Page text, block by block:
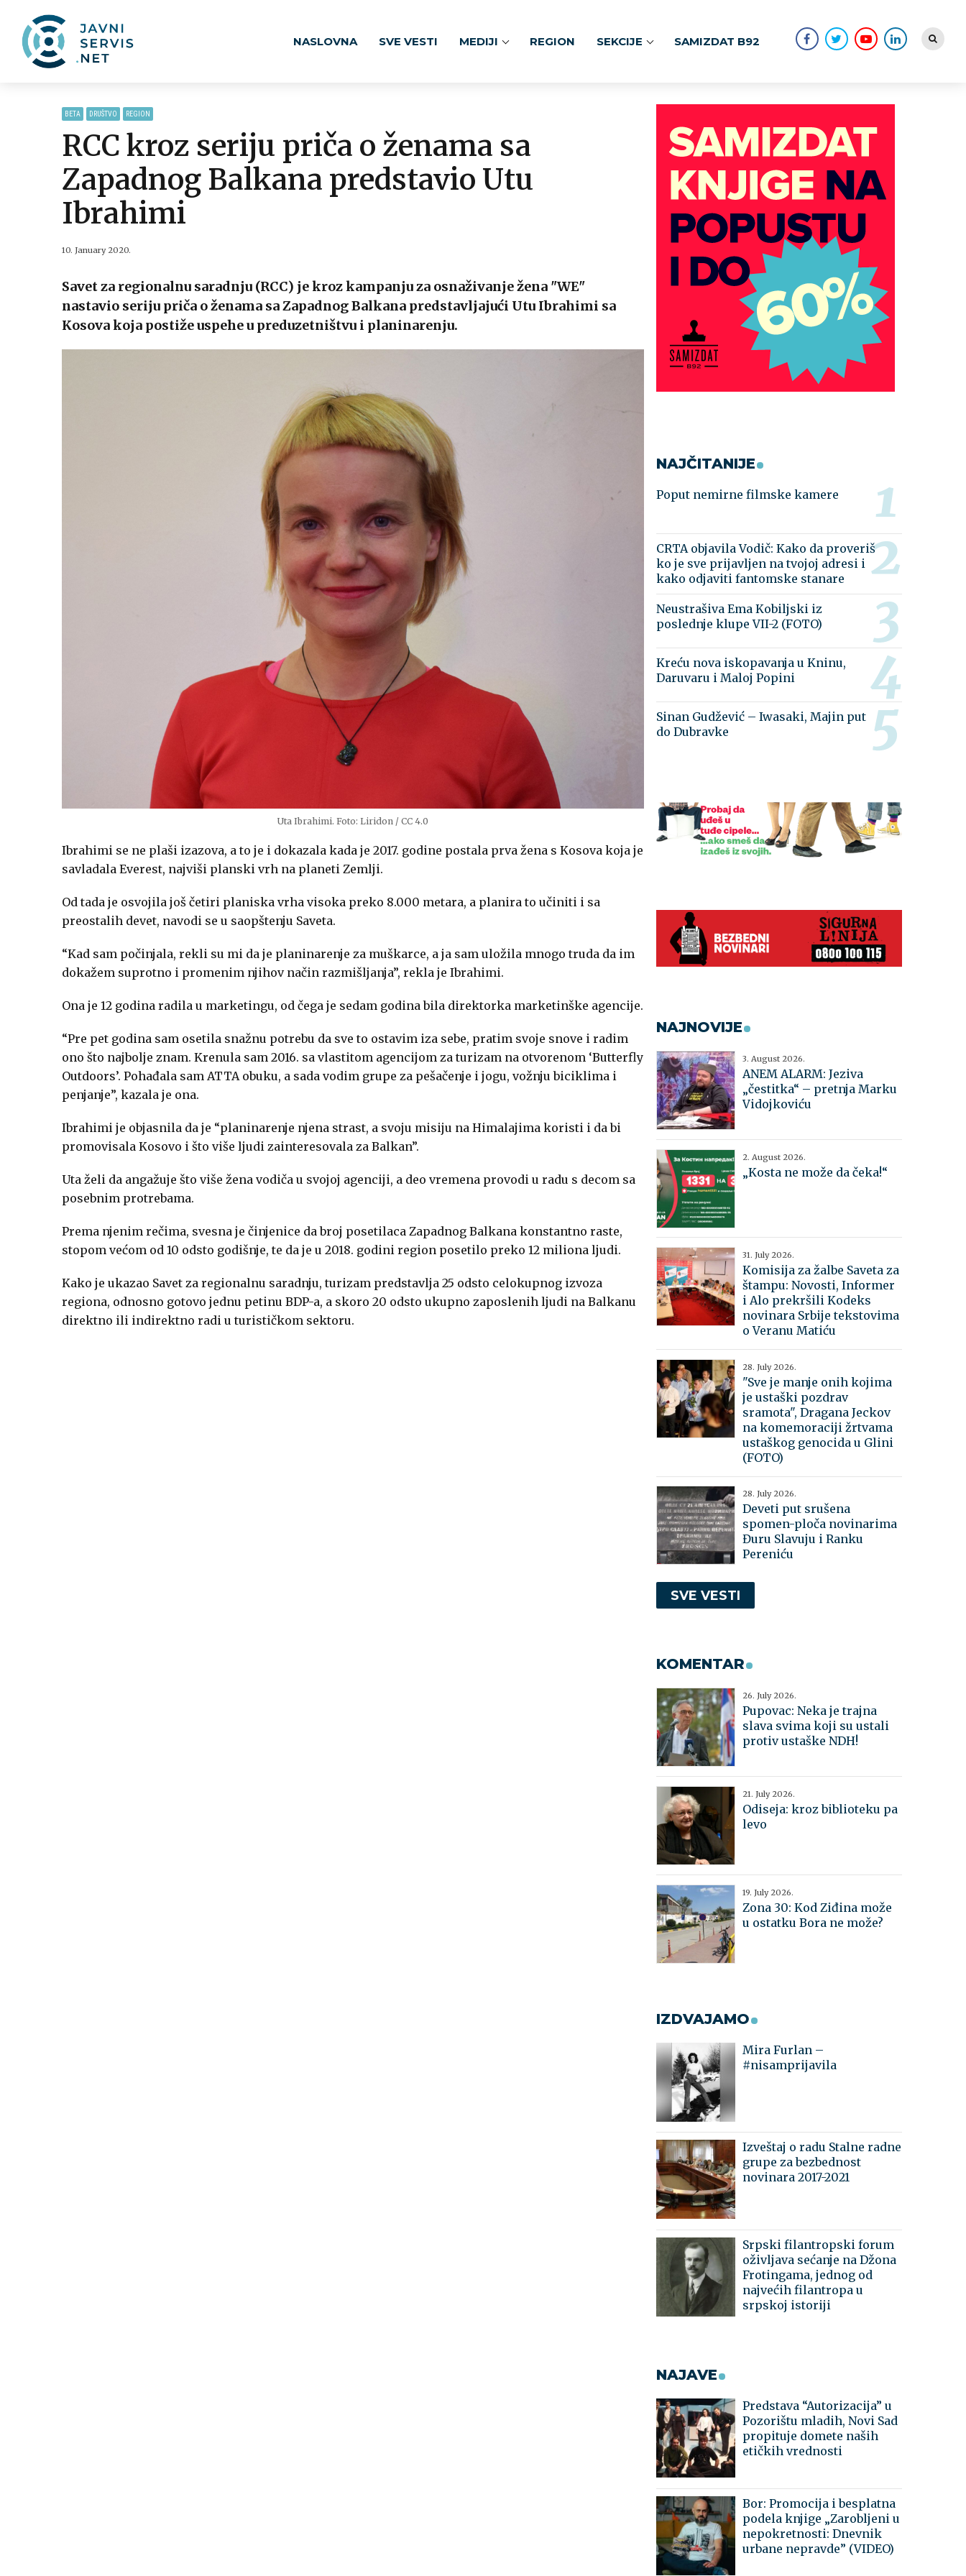
NASLOVNA SVE VESTI MEDIJI REGION SEKCIJE SAMIZDAT B92
BETA DRUŠTVO REGION
RCC kroz seriju priča o ženama sa
Zapadnog Balkana predstavio Utu
Ibrahimi
10. January 2020.
Savet za regionalnu saradnju (RCC) je kroz kampanju za osnaživanje žena "WE"
nastavio seriju priča o ženama sa Zapadnog Balkana predstavljajući Utu Ibrahimi sa
Kosova koja postiže uspehe u preduzetništvu i planinarenju.
Uta Ibrahimi. Foto: Liridon / CC 4.0
Ibrahimi se ne plaši izazova, a to je i dokazala kada je 2017. godine postala prva žena s Kosova koja je
savladala Everest, najviši planski vrh na planeti Zemlji.
Od tada je osvojila još četiri planiska vrha visoka preko 8.000 metara, a planira to učiniti i sa
preostalih devet, navodi se u saopštenju Saveta.
“Kad sam počinjala, rekli su mi da je planinarenje za muškarce, a ja sam uložila mnogo truda da im
dokažem suprotno i promenim njihov način razmišljanja”, rekla je Ibrahimi.
Ona je 12 godina radila u marketingu, od čega je sedam godina bila direktorka marketinške agencije.
“Pre pet godina sam osetila snažnu potrebu da sve to ostavim iza sebe, pratim svoje snove i radim
ono što najbolje znam. Krenula sam 2016. sa vlastitom agencijom za turizam na otvorenom ‘Butterfly
Outdoors’. Pohađala sam ATTA obuku, a sada vodim grupe za pešačenje i jogu, vožnju biciklima i
penjanje”, kazala je ona.
Ibrahimi je objasnila da je “planinarenje njena strast, a svoju misiju na Himalajima koristi i da bi
promovisala Kosovo i što više ljudi zainteresovala za Balkan”.
Uta želi da angažuje što više žena vodiča u svojoj agenciji, a deo vremena provodi u radu s decom sa
posebnim protrebama.
Prema njenim rečima, svesna je činjenice da broj posetilaca Zapadnog Balkana konstantno raste,
stopom većom od 10 odsto godišnje, te da je u 2018. godini region posetilo preko 12 miliona ljudi.
Kako je ukazao Savet za regionalnu saradnju, turizam predstavlja 25 odsto celokupnog izvoza
regiona, odnosno gotovo jednu petinu BDP-a, a skoro 20 odsto ukupno zaposlenih ljudi na Balkanu
direktno ili indirektno radi u turističkom sektoru.
NAJČITANIJE
Poput nemirne filmske kamere
CRTA objavila Vodič: Kako da proveriš
ko je sve prijavljen na tvojoj adresi i
kako odjaviti fantomske stanare
Neustrašiva Ema Kobiljski iz
poslednje klupe VII-2 (FOTO)
Kreću nova iskopavanja u Kninu,
Daruvaru i Maloj Popini
Sinan Gudžević – Iwasaki, Majin put
do Dubravke
NAJNOVIJE
3. August 2026.
ANEM ALARM: Jeziva
„čestitka“ – pretnja Marku
Vidojkoviću
2. August 2026.
„Kosta ne može da čeka!“
31. July 2026.
Komisija za žalbe Saveta za
štampu: Novosti, Informer
i Alo prekršili Kodeks
novinara Srbije tekstovima
o Veranu Matiću
28. July 2026.
"Sve je manje onih kojima
je ustaški pozdrav
sramota", Dragana Jeckov
na komemoraciji žrtvama
ustaškog genocida u Glini
(FOTO)
28. July 2026.
Deveti put srušena
spomen-ploča novinarima
Đuru Slavuju i Ranku
Pereniću
SVE VESTI
KOMENTAR
26. July 2026.
Pupovac: Neka je trajna
slava svima koji su ustali
protiv ustaške NDH!
21. July 2026.
Odiseja: kroz biblioteku pa
levo
19. July 2026.
Zona 30: Kod Ziđina može
u ostatku Bora ne može?
IZDVAJAMO
Mira Furlan –
#nisamprijavila
Izveštaj o radu Stalne radne
grupe za bezbednost
novinara 2017-2021
Srpski filantropski forum
oživljava sećanje na Džona
Frotingama, jednog od
najvećih filantropa u
srpskoj istoriji
NAJAVE
Predstava “Autorizacija” u
Pozorištu mladih, Novi Sad
propituje domete naših
etičkih vrednosti
Bor: Promocija i besplatna
podela knjige „Zarobljeni u
nepokretnosti: Dnevnik
urbane nepravde” (VIDEO)